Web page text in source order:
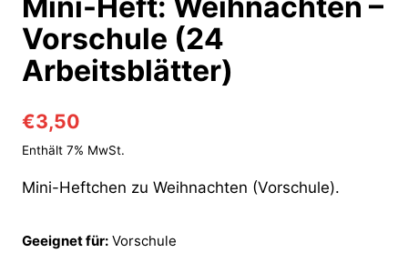
Vorschule (24
Arbeitsblätter)
€3,50
Enthält 7% MwSt.
Mini-Heftchen zu Weihnachten (Vorschule).
Geeignet für: Vorschule